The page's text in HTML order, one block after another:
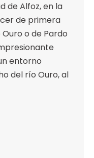
de Alfoz, en la
de primera
o de Pardo
entorno
del río Ouro, al